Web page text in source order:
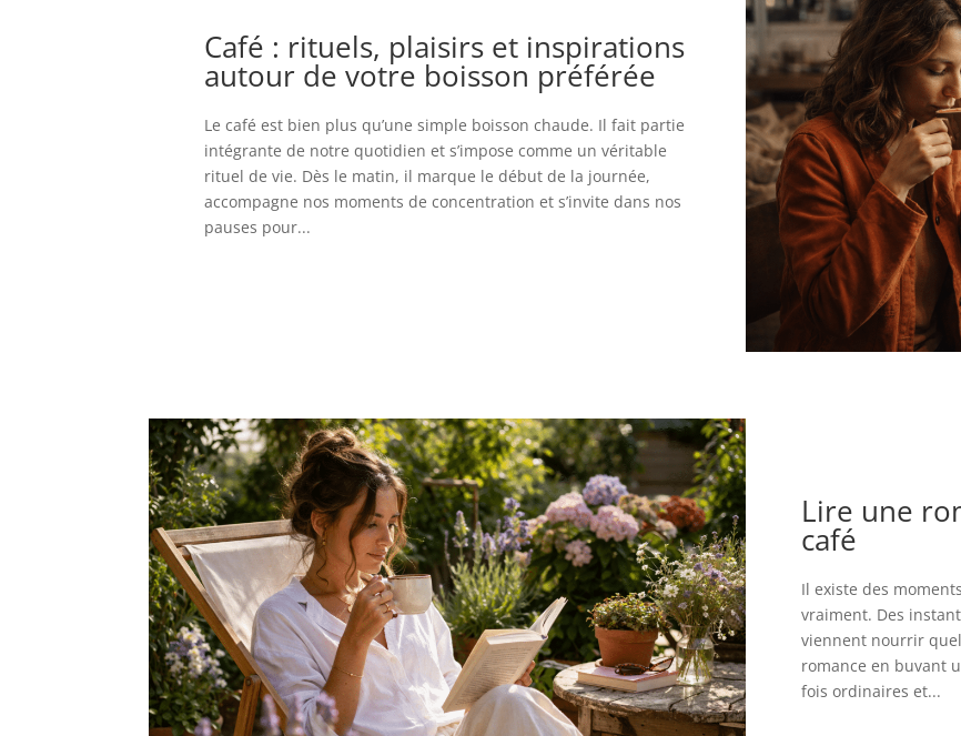
Café : rituels, plaisirs et inspirations
autour de votre boisson préférée
Le café est bien plus qu’une simple boisson chaude. Il fait partie
intégrante de notre quotidien et s’impose comme un véritable
rituel de vie. Dès le matin, il marque le début de la journée,
accompagne nos moments de concentration et s’invite dans nos
pauses pour...
Lire une
café
Il existe des
vraiment. Des
viennent nourrir
romance en buvant
fois ordinaires et...